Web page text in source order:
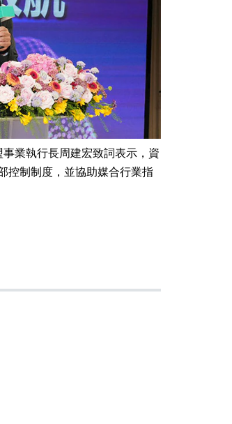
業執行長周建宏致詞表示，資
控制制度，並協助媒合行業指